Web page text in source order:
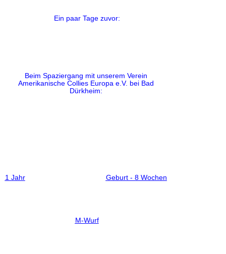
Ein paar Tage zuvor:
Beim Spaziergang mit unserem Verein
Amerikanische Collies Europa e.V. bei Bad
Dürkheim:
1 Jahr Geburt - 8 Wochen
M-Wurf